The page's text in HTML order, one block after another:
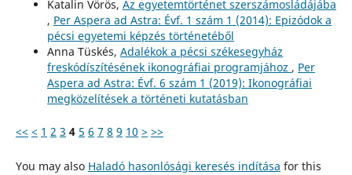
Katalin Vörös, Az egyetemtörténet szerszámosládájába
, Per Aspera ad Astra: Évf. 1 szám 1 (2014): Epizódok a
pécsi egyetemi képzés történetéből
Anna Tüskés, Adalékok a pécsi székesegyház
freskódíszítésének ikonográfiai programjához , Per
Aspera ad Astra: Évf. 6 szám 1 (2019): Ikonográfiai
megközelítések a történeti kutatásban
<< < 1 2 3 4 5 6 7 8 9 10 > >>
You may also Haladó hasonlósági keresés indítása for this